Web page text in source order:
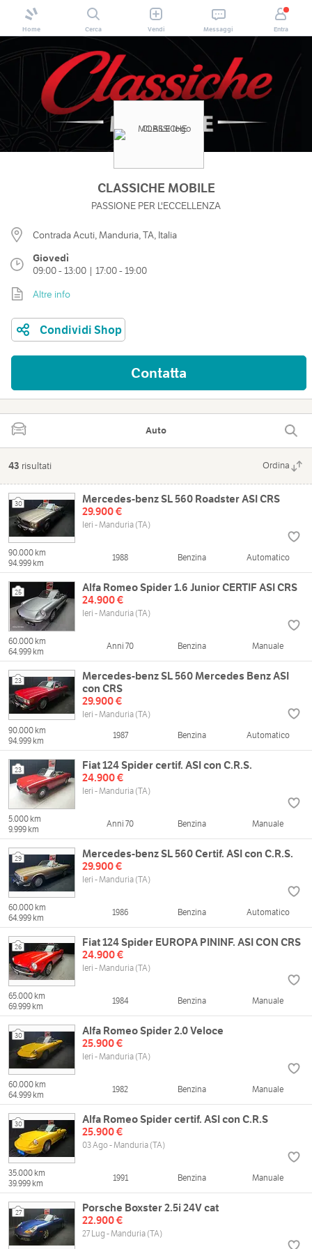
Home Cerca Vendi Messaggi Entra
CLASSICHE MOBILE
PASSIONE PER L'ECCELLENZA
Contrada Acuti, Manduria, TA, Italia
Giovedì
09:00 - 13:00 | 17:00 - 19:00
Altre info
Condividi Shop
Contatta
Auto
43 risultati Ordina
30
Mercedes-benz SL 560 Roadster ASI CRS
29.900 €
Ieri - Manduria (TA)
90.000 km
94.999 km
1988 Benzina Automatico
25
Alfa Romeo Spider 1.6 Junior CERTIF ASI CRS
24.900 €
Ieri - Manduria (TA)
60.000 km
64.999 km
Anni 70 Benzina Manuale
23
Mercedes-benz SL 560 Mercedes Benz ASI
con CRS
29.900 €
Ieri - Manduria (TA)
90.000 km
94.999 km
1987 Benzina Automatico
23
Fiat 124 Spider certif. ASI con C.R.S.
24.900 €
Ieri - Manduria (TA)
5.000 km
9.999 km
Anni 70 Benzina Manuale
29
Mercedes-benz SL 560 Certif. ASI con C.R.S.
29.900 €
Ieri - Manduria (TA)
60.000 km
64.999 km
1986 Benzina Automatico
26
Fiat 124 Spider EUROPA PININF. ASI CON CRS
24.900 €
Ieri - Manduria (TA)
65.000 km
69.999 km
1984 Benzina Manuale
30
Alfa Romeo Spider 2.0 Veloce
25.900 €
Ieri - Manduria (TA)
60.000 km
64.999 km
1982 Benzina Manuale
30
Alfa Romeo Spider certif. ASI con C.R.S
25.900 €
03 Ago - Manduria (TA)
35.000 km
39.999 km
1991 Benzina Manuale
27
Porsche Boxster 2.5i 24V cat
22.900 €
27 Lug - Manduria (TA)